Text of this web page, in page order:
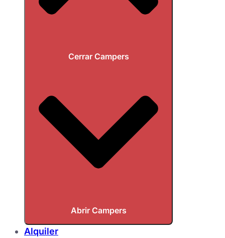
Cerrar Campers
Abrir Campers
Alquiler